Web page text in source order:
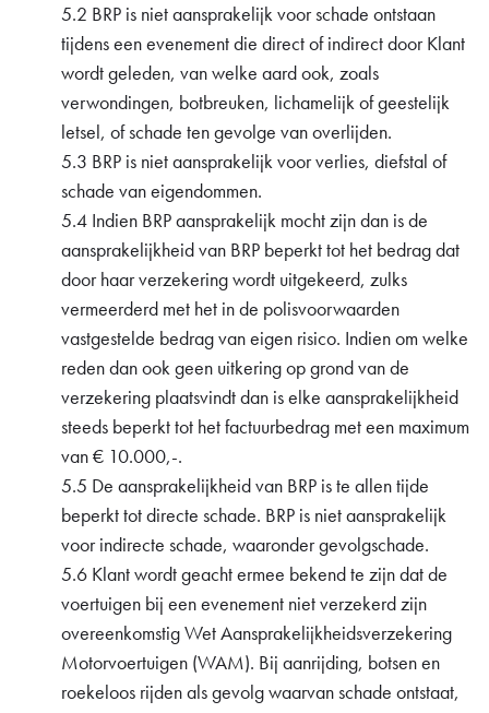
5.2 BRP is niet aansprakelijk voor schade ontstaan
tijdens een evenement die direct of indirect door Klant
wordt geleden, van welke aard ook, zoals
verwondingen, botbreuken, lichamelijk of geestelijk
letsel, of schade ten gevolge van overlijden.
5.3 BRP is niet aansprakelijk voor verlies, diefstal of
schade van eigendommen.
5.4 Indien BRP aansprakelijk mocht zijn dan is de
aansprakelijkheid van BRP beperkt tot het bedrag dat
door haar verzekering wordt uitgekeerd, zulks
vermeerderd met het in de polisvoorwaarden
vastgestelde bedrag van eigen risico. Indien om welke
reden dan ook geen uitkering op grond van de
verzekering plaatsvindt dan is elke aansprakelijkheid
steeds beperkt tot het factuurbedrag met een maximum
van € 10.000,-.
5.5 De aansprakelijkheid van BRP is te allen tijde
beperkt tot directe schade. BRP is niet aansprakelijk
voor indirecte schade, waaronder gevolgschade.
5.6 Klant wordt geacht ermee bekend te zijn dat de
voertuigen bij een evenement niet verzekerd zijn
overeenkomstig Wet Aansprakelijkheidsverzekering
Motorvoertuigen (WAM). Bij aanrijding, botsen en
roekeloos rijden als gevolg waarvan schade ontstaat,